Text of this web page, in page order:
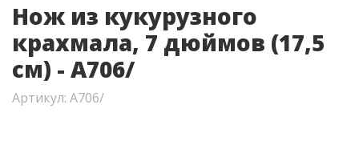
Нож из кукурузного
крахмала, 7 дюймов (17,5
см) - A706/
Артикул: A706/